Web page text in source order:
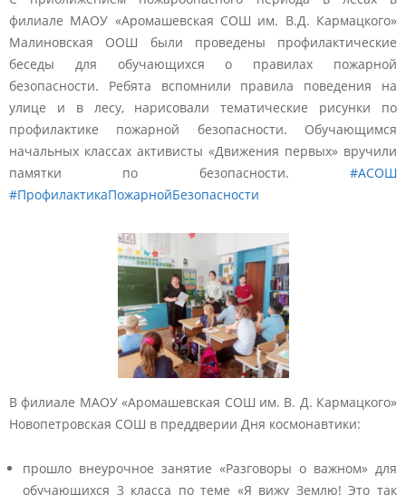
филиале МАОУ «Аромашевская СОШ им. В.Д. Кармацкого»
Малиновская ООШ были проведены профилактические
беседы для обучающихся о правилах пожарной
безопасности. Ребята вспомнили правила поведения на
улице и в лесу, нарисовали тематические рисунки по
профилактике пожарной безопасности. Обучающимся
начальных классах активисты «Движения первых» вручили
памятки по безопасности. #АСОШ
#ПрофилактикаПожарнойБезопасности
В филиале МАОУ «Аромашевская СОШ им. В. Д. Кармацкого»
Новопетровская СОШ в преддверии Дня космонавтики:
прошло внеурочное занятие «Разговоры о важном» для
обучающихся 3 класса по теме «Я вижу Землю! Это так